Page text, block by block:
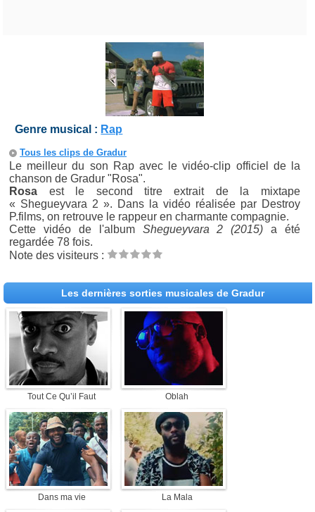
Genre musical : Rap
Tous les clips de Gradur
Le meilleur du son Rap avec le vidéo-clip officiel de la
chanson de Gradur "Rosa".
Rosa est le second titre extrait de la mixtape
« Shegueyvara 2 ». Dans la vidéo réalisée par Destroy
P.films, on retrouve le rappeur en charmante compagnie.
Cette vidéo de l'album Shegueyvara 2 (2015) a été
regardée 78 fois.
Note des visiteurs :
Les dernières sorties musicales de Gradur
Tout Ce Qu’il Faut Oblah
Dans ma vie La Mala